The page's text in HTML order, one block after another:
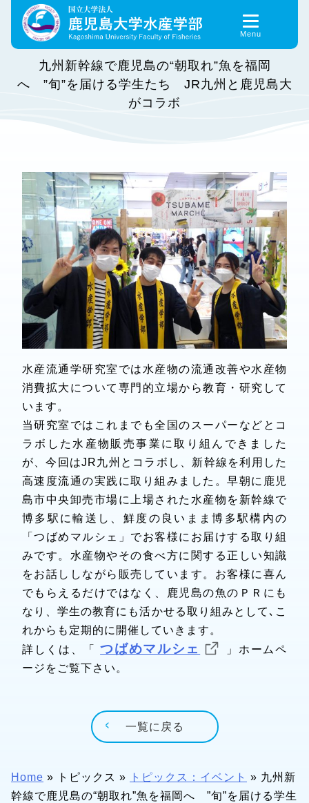
content
九州新幹線で鹿児島の“朝取れ”魚を福岡
へ ”旬”を届ける学生たち JR九州と鹿児島大
がコラボ
水産流通学研究室では水産物の流通改善や水産物
消費拡大について専門的立場から教育・研究して
います。
当研究室ではこれまでも全国のスーパーなどとコ
ラボした水産物販売事業に取り組んできました
が、今回はJR九州とコラボし、新幹線を利用した
高速度流通の実践に取り組みました。早朝に鹿児
島市中央卸売市場に上場された水産物を新幹線で
博多駅に輸送し、鮮度の良いまま博多駅構内の
「つばめマルシェ」でお客様にお届けする取り組
みです。水産物やその食べ方に関する正しい知識
をお話ししながら販売しています。お客様に喜ん
でもらえるだけではなく、鹿児島の魚のＰＲにも
なり、学生の教育にも活かせる取り組みとして､こ
れからも定期的に開催していきます。
詳しくは、「
つばめマルシェ
」ホームペ
ージをご覧下さい。
一覧に戻る
Home » トピックス » トピックス：イベント » 九州新
幹線で鹿児島の“朝取れ”魚を福岡へ ”旬”を届ける学生